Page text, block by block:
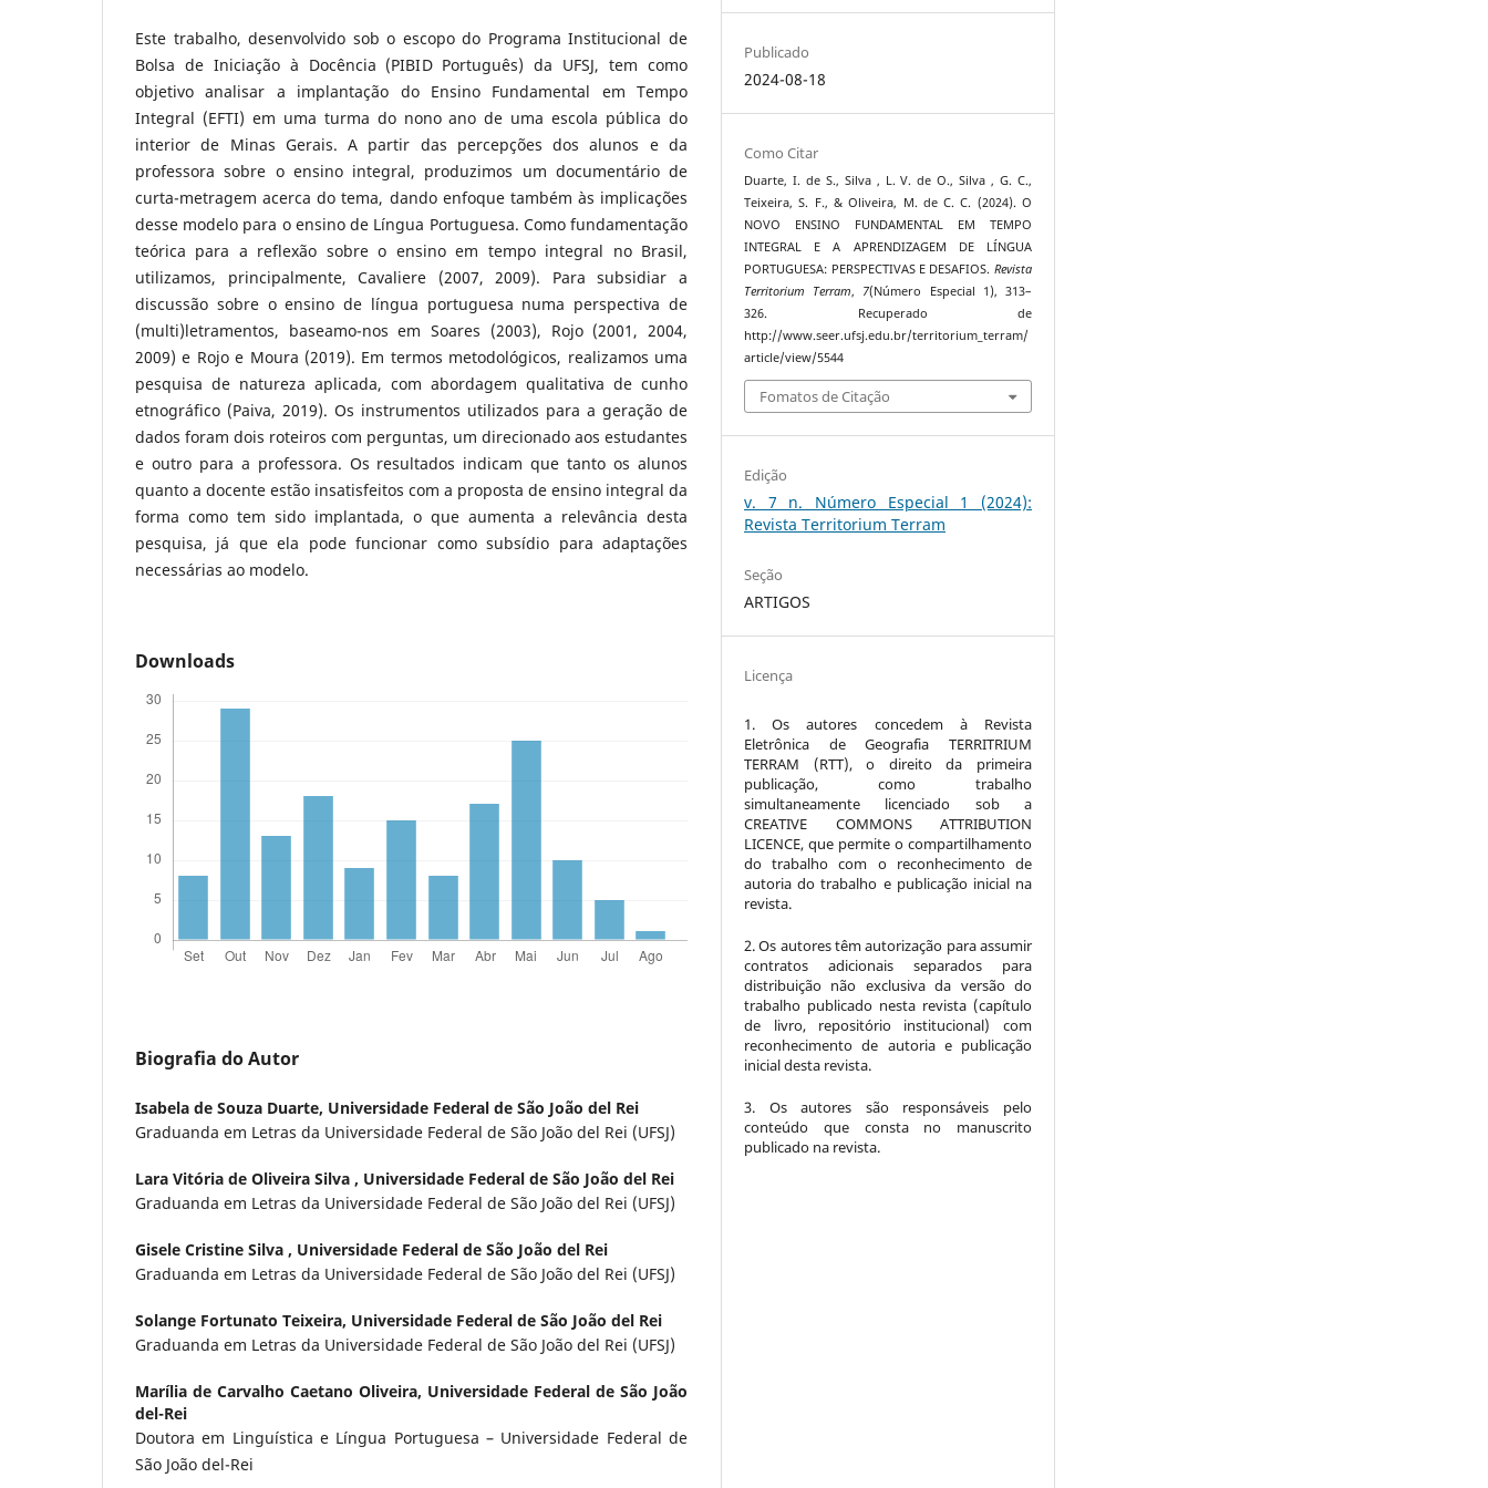
Este trabalho, desenvolvido sob o escopo do Programa Institucional de
Bolsa de Iniciação à Docência (PIBID Português) da UFSJ, tem como
objetivo analisar a implantação do Ensino Fundamental em Tempo
Integral (EFTI) em uma turma do nono ano de uma escola pública do
interior de Minas Gerais. A partir das percepções dos alunos e da
professora sobre o ensino integral, produzimos um documentário de
curta-metragem acerca do tema, dando enfoque também às implicações
desse modelo para o ensino de Língua Portuguesa. Como fundamentação
teórica para a reflexão sobre o ensino em tempo integral no Brasil,
utilizamos, principalmente, Cavaliere (2007, 2009). Para subsidiar a
discussão sobre o ensino de língua portuguesa numa perspectiva de
(multi)letramentos, baseamo-nos em Soares (2003), Rojo (2001, 2004,
2009) e Rojo e Moura (2019). Em termos metodológicos, realizamos uma
pesquisa de natureza aplicada, com abordagem qualitativa de cunho
etnográfico (Paiva, 2019). Os instrumentos utilizados para a geração de
dados foram dois roteiros com perguntas, um direcionado aos estudantes
e outro para a professora. Os resultados indicam que tanto os alunos
quanto a docente estão insatisfeitos com a proposta de ensino integral da
forma como tem sido implantada, o que aumenta a relevância desta
pesquisa, já que ela pode funcionar como subsídio para adaptações
necessárias ao modelo.
Downloads
Biografia do Autor
Isabela de Souza Duarte, Universidade Federal de São João del Rei
Graduanda em Letras da Universidade Federal de São João del Rei (UFSJ)
Lara Vitória de Oliveira Silva , Universidade Federal de São João del Rei
Graduanda em Letras da Universidade Federal de São João del Rei (UFSJ)
Gisele Cristine Silva , Universidade Federal de São João del Rei
Graduanda em Letras da Universidade Federal de São João del Rei (UFSJ)
Solange Fortunato Teixeira, Universidade Federal de São João del Rei
Graduanda em Letras da Universidade Federal de São João del Rei (UFSJ)
Marília de Carvalho Caetano Oliveira, Universidade Federal de São João
del-Rei
Doutora em Linguística e Língua Portuguesa – Universidade Federal de
São João del-Rei
Publicado
2024-08-18
Como Citar
Duarte, I. de S., Silva , L. V. de O., Silva , G. C.,
Teixeira, S. F., & Oliveira, M. de C. C. (2024). O
NOVO ENSINO FUNDAMENTAL EM TEMPO
INTEGRAL E A APRENDIZAGEM DE LÍNGUA
PORTUGUESA: PERSPECTIVAS E DESAFIOS. Revista
Territorium Terram, 7(Número Especial 1), 313–
326. Recuperado de
http://www.seer.ufsj.edu.br/territorium_terram/
article/view/5544
Fomatos de Citação
Edição
v. 7 n. Número Especial 1 (2024):
Revista Territorium Terram
Seção
ARTIGOS
Licença
1. Os autores concedem à Revista
Eletrônica de Geografia TERRITRIUM
TERRAM (RTT), o direito da primeira
publicação, como trabalho
simultaneamente licenciado sob a
CREATIVE COMMONS ATTRIBUTION
LICENCE, que permite o compartilhamento
do trabalho com o reconhecimento de
autoria do trabalho e publicação inicial na
revista.
2. Os autores têm autorização para assumir
contratos adicionais separados para
distribuição não exclusiva da versão do
trabalho publicado nesta revista (capítulo
de livro, repositório institucional) com
reconhecimento de autoria e publicação
inicial desta revista.
3. Os autores são responsáveis pelo
conteúdo que consta no manuscrito
publicado na revista.